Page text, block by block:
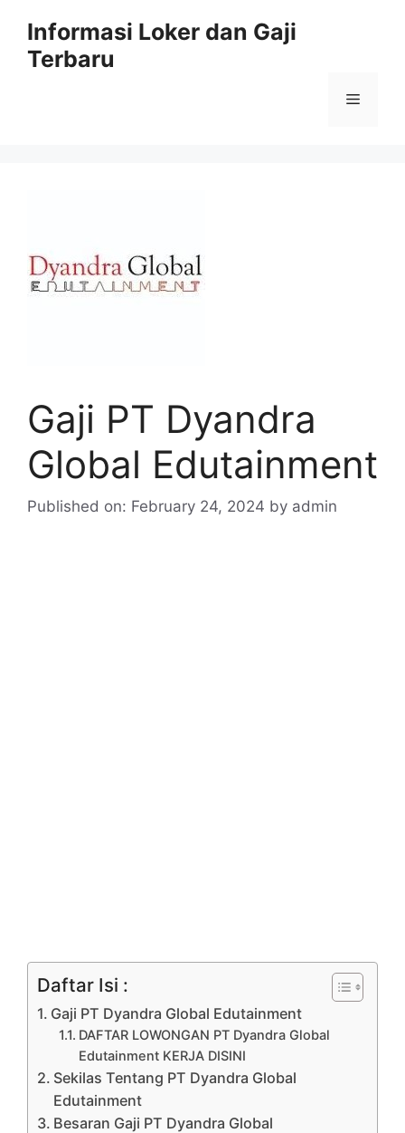
content
Informasi Loker dan Gaji
Terbaru
Menu
Gaji PT Dyandra
Global Edutainment
Published on: February 24, 2024 by admin
Daftar Isi :
Gaji PT Dyandra Global Edutainment
DAFTAR LOWONGAN PT Dyandra Global
Edutainment KERJA DISINI
Sekilas Tentang PT Dyandra Global
Edutainment
Besaran Gaji PT Dyandra Global